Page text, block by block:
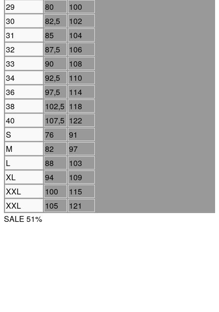
29
80
100
30
82,5
102
31
85
104
32
87,5
106
33
90
108
34
92,5
110
36
97,5
114
38
102,5 118
40
107,5 122
S
76
91
M
82
97
L
88
103
XL
94
109
XXL
100
115
XXL
105
121
SALE 51%